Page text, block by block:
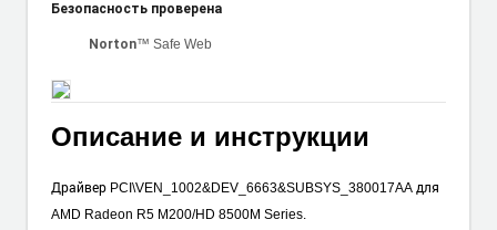
Безопасность проверена
Norton™ Safe Web
Описание и инструкции
Драйвер PCI\VEN_1002&DEV_6663&SUBSYS_380017AA для
AMD Radeon R5 M200/HD 8500M Series.